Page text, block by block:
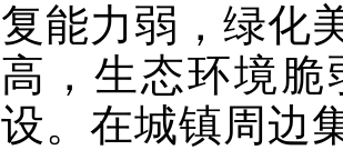
复能力弱，绿化
高，生态环境
设。在城镇周边